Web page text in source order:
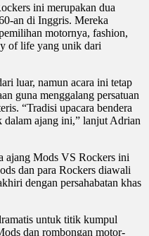
ini merupakan dua
an di Inggris. Mereka
motornya, fashion,
of life yang unik dari
luar, namun acara ini tetap
guna menggalang persatuan
“Tradisi upacara bendera
dalam ajang ini,” lanjut Adrian
ajang Mods VS Rockers ini
dan para Rockers diawali
dengan persahabatan khas
untuk titik kumpul
dan rombongan motor-